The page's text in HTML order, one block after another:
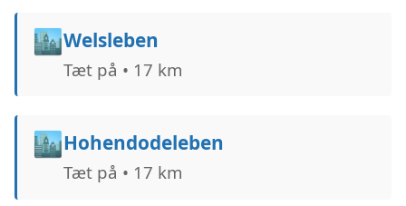
🏙️Welsleben
Tæt på • 17 km
🏙️Hohendodeleben
Tæt på • 17 km